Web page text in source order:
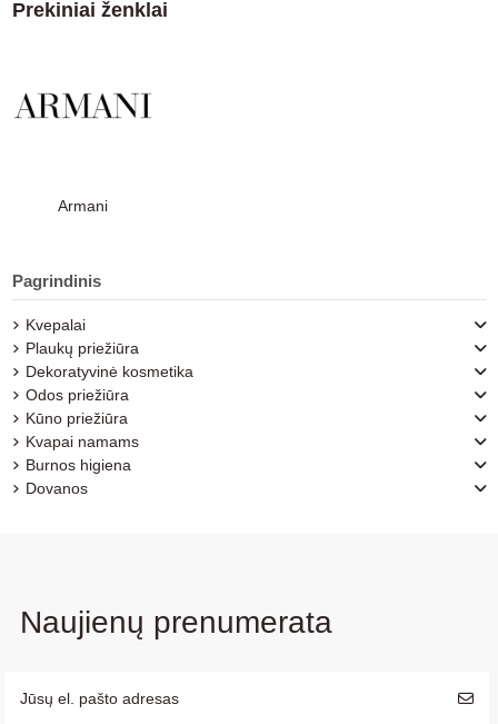
Prekiniai ženklai
Armani
Pagrindinis
Kvepalai
Plaukų priežiūra
Dekoratyvinė kosmetika
Odos priežiūra
Kūno priežiūra
Kvapai namams
Burnos higiena
Dovanos
Naujienų prenumerata